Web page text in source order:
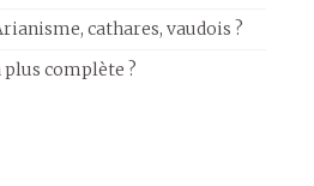
cathares, vaudois ?
complète ?